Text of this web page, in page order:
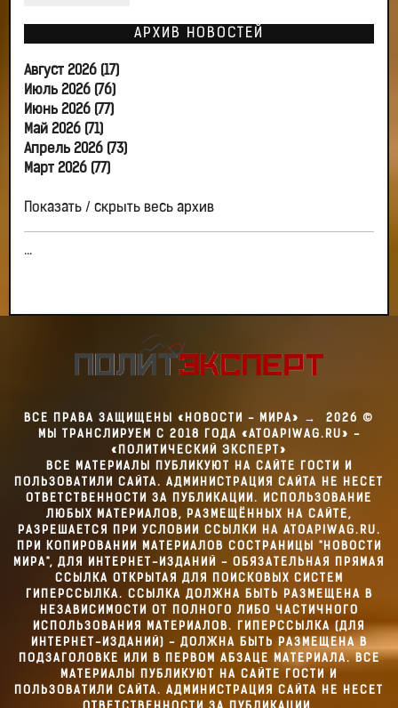
АРХИВ НОВОСТЕЙ
Август 2026 (17)
Июль 2026 (76)
Июнь 2026 (77)
Май 2026 (71)
Апрель 2026 (73)
Март 2026 (77)
Показать / скрыть весь архив
...
ВСЕ ПРАВА ЗАЩИЩЕНЫ «НОВОСТИ - МИРА» → 2026 ©
МЫ ТРАНСЛИРУЕМ С 2018 ГОДА «ATOAPIWAG.RU» -
«ПОЛИТИЧЕСКИЙ ЭКСПЕРТ»
ВСЕ МАТЕРИАЛЫ ПУБЛИКУЮТ НА САЙТЕ ГОСТИ И
ПОЛЬЗОВАТИЛИ САЙТА. АДМИНИСТРАЦИЯ САЙТА НЕ НЕСЕТ
ОТВЕТСТВЕННОСТИ ЗА ПУБЛИКАЦИИ. ИСПОЛЬЗОВАНИЕ
ЛЮБЫХ МАТЕРИАЛОВ, РАЗМЕЩЁННЫХ НА САЙТЕ,
РАЗРЕШАЕТСЯ ПРИ УСЛОВИИ ССЫЛКИ НА ATOAPIWAG.RU.
ПРИ КОПИРОВАНИИ МАТЕРИАЛОВ СОСТРАНИЦЫ "НОВОСТИ
МИРА", ДЛЯ ИНТЕРНЕТ-ИЗДАНИЙ - ОБЯЗАТЕЛЬНАЯ ПРЯМАЯ
ССЫЛКА ОТКРЫТАЯ ДЛЯ ПОИСКОВЫХ СИСТЕМ
ГИПЕРССЫЛКА. ССЫЛКА ДОЛЖНА БЫТЬ РАЗМЕЩЕНА В
НЕЗАВИСИМОСТИ ОТ ПОЛНОГО ЛИБО ЧАСТИЧНОГО
ИСПОЛЬЗОВАНИЯ МАТЕРИАЛОВ. ГИПЕРССЫЛКА (ДЛЯ
ИНТЕРНЕТ-ИЗДАНИЙ) - ДОЛЖНА БЫТЬ РАЗМЕЩЕНА В
ПОДЗАГОЛОВКЕ ИЛИ В ПЕРВОМ АБЗАЦЕ МАТЕРИАЛА. ВСЕ
МАТЕРИАЛЫ ПУБЛИКУЮТ НА САЙТЕ ГОСТИ И
ПОЛЬЗОВАТИЛИ САЙТА. АДМИНИСТРАЦИЯ САЙТА НЕ НЕСЕТ